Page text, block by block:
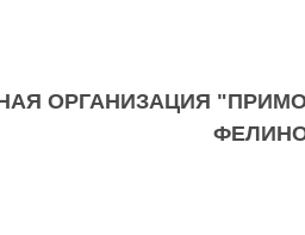
ОРГАНИЗАЦИЯ